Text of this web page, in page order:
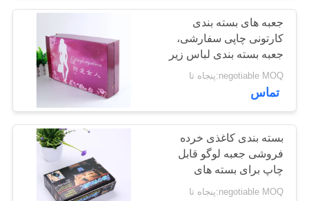
تماس
درخواست
نقل قول
نقشه
جعبه های بسته بندی
کارتونی
11
21
جعبه های بسته بندی
کارتونی چاپی سفارشی،
جعبه بسته بندی لباس زیر
برای سوتین زنانه
negotiable MOQ:پنجاه تا
تماس
بسته بندی کاغذی خرده
فروشی جعبه لوگو قابل
چاپ برای بسته های
تجهیزات کراس فیت
negotiable MOQ:پنجاه تا